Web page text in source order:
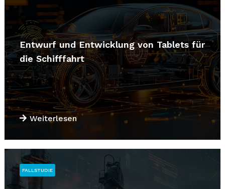
Entwurf und Entwicklung von Tablets für
die Schifffahrt
Weiterlesen
FALLSTUDIE